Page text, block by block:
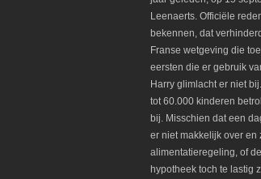
Leenaerts. Officiële
bekennen, dat
Franse wetgeving die
eersten die er gebruik
Harry glimlacht er niet
tot 60.000 kinderen
bij. Misschien dat een
er niet makkelijk over en
alimentatieregeling, of
hypotheek toch te lastig